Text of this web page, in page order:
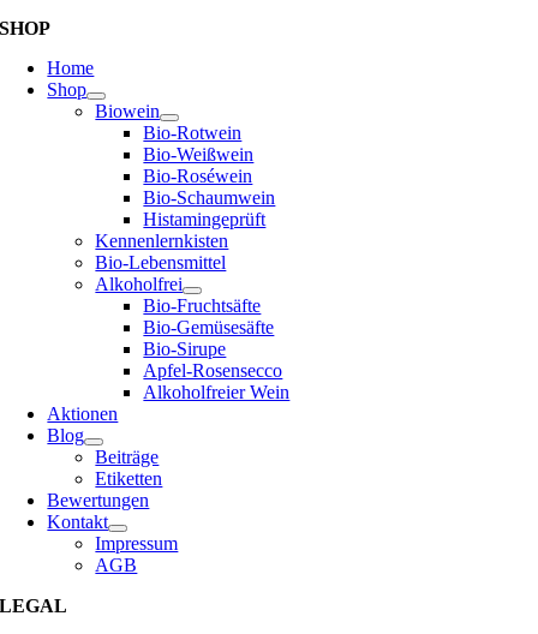
SHOP
Home
Shop
Biowein
Bio-Rotwein
Bio-Weißwein
Bio-Roséwein
Bio-Schaumwein
Histamingeprüft
Kennenlernkisten
Bio-Lebensmittel
Alkoholfrei
Bio-Fruchtsäfte
Bio-Gemüsesäfte
Bio-Sirupe
Apfel-Rosensecco
Alkoholfreier Wein
Aktionen
Blog
Beiträge
Etiketten
Bewertungen
Kontakt
Impressum
AGB
LEGAL